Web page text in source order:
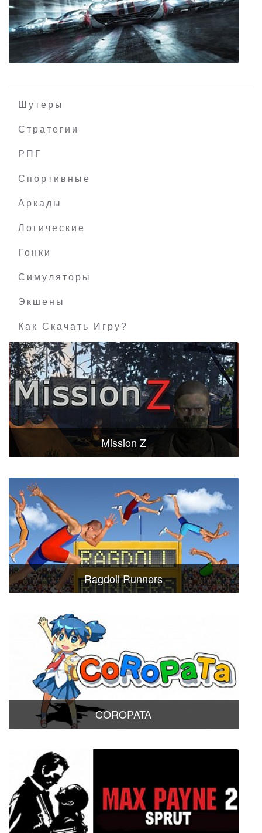
Neversong
Шутеры
Стратегии
РПГ
Спортивные
Аркады
Логические
Гонки
Симуляторы
Экшены
Как Скачать Игру?
Mission Z
Ragdoll Runners
COROPATA